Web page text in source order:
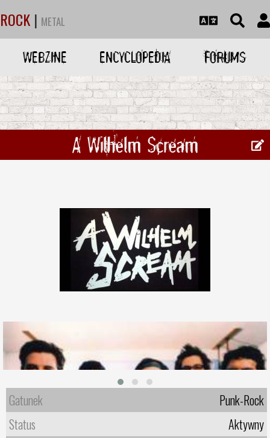
ROCK | METAL
WEBZINE ENCYCLOPEDIA FORUMS
A Wilhelm Scream
Gatunek
Punk-Rock
Status
Aktywny